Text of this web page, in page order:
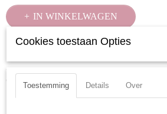
IN WINKELWAGEN
Productcode
2590-3814
Ook interessant
Cookies toestaan Opties
Toestemming Details Over